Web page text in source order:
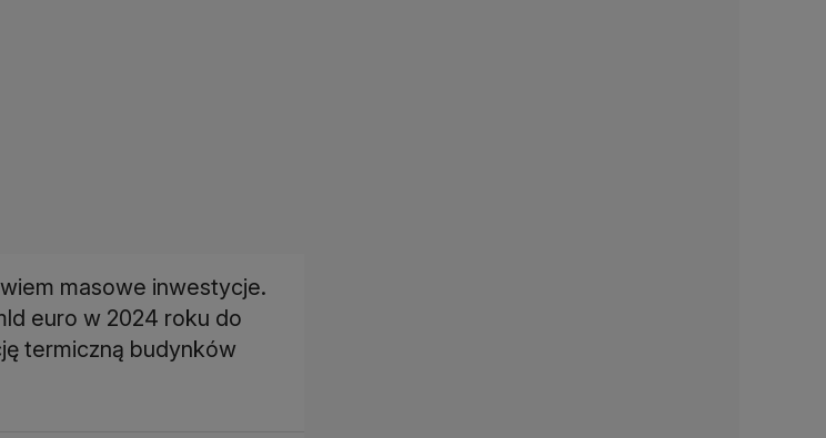
masowe inwestycje.
euro w 2024 roku do
termiczną budynków